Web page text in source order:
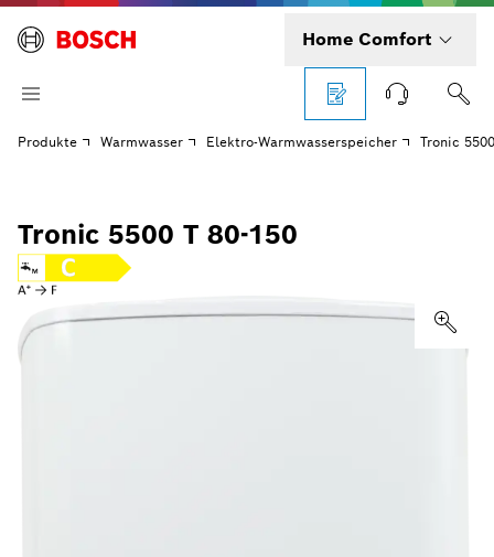
Home Comfort
Produkte Warmwasser Elektro-Warmwasserspeicher Tronic
Tronic 5500 T 80-150